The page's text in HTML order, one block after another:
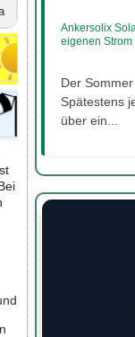
Ankersolix
eigenen Strom
Der
Spätestens
über ein...